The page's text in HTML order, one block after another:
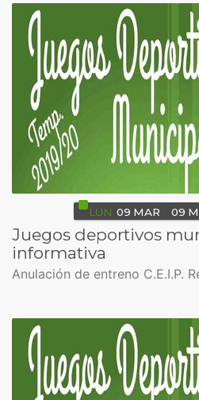
LUN 09 MAR 09
Juegos deportivos
informativa
Anulación de entreno C.E.I.P.